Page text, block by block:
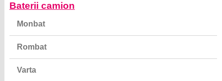
Baterii camion
Monbat
Rombat
Varta